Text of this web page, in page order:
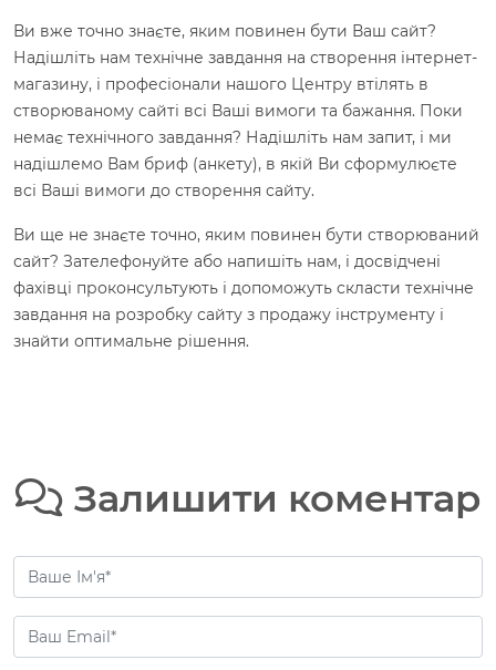
Ви вже точно знаєте, яким повинен бути Ваш сайт?
Надішліть нам технічне завдання на створення інтернет-
магазину, і професіонали нашого Центру втілять в
створюваному сайті всі Ваші вимоги та бажання. Поки
немає технічного завдання? Надішліть нам запит, і ми
надішлемо Вам бриф (анкету), в якій Ви сформулюєте
всі Ваші вимоги до створення сайту.
Ви ще не знаєте точно, яким повинен бути створюваний
сайт? Зателефонуйте або напишіть нам, і досвідчені
фахівці проконсультують і допоможуть скласти технічне
завдання на розробку сайту з продажу інструменту і
знайти оптимальне рішення.
Залишити коментар